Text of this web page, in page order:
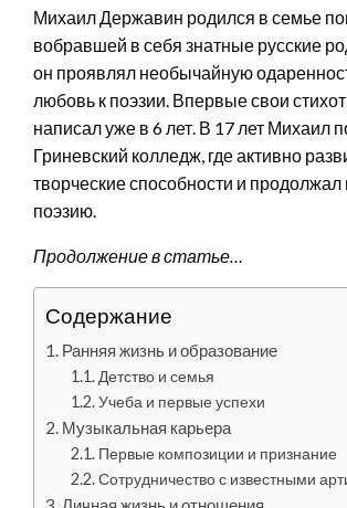
Михаил Державин родился в семье
вобравшей в себя знатные русские
он проявлял необычайную
любовь к поэзии. Впервые свои
написал уже в 6 лет. В 17 лет Михаил
Гриневский колледж, где активно
творческие способности и продолжал
поэзию.
Продолжение в статье…
Содержание
Ранняя жизнь и образование
Детство и семья
Учеба и первые успехи
Музыкальная карьера
Первые композиции и признание
Сотрудничество с известными